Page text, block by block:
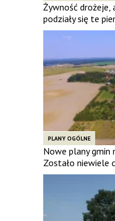
Żywność drożeje,
podziały się te
PLANY OGÓLNE
Nowe plany gmin
Zostało niewiele